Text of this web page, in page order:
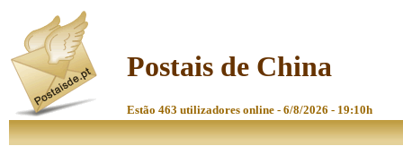
Postais de China
Estão 463 utilizadores online - 6/8/2026 - 19:10h